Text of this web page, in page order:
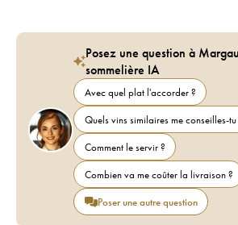
Posez une question à
sommelière IA
Avec quel plat l'accorder ?
Quels vins similaires me conseilles-tu
Comment le servir ?
Combien va me coûter la livraison ?
Poser une autre question